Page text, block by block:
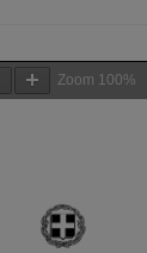
Zoom 100%